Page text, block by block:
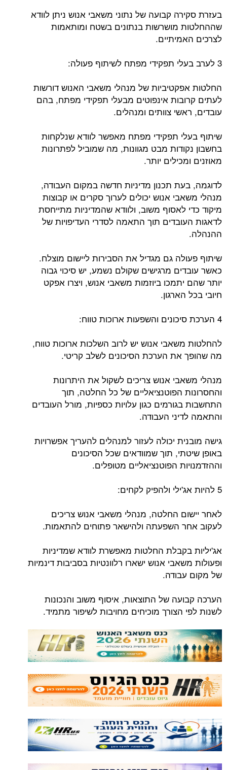
בעזרת סקירה קבועה של נתוני משאבי אנוש ניתן לוודא
שההחלטות מושרשות בנתונים בשטח ומותאמות
לצרכים האמיתיים.
3 לערב בעלי תפקידי מפתח לשיתוף פעולה:
החלטות אפקטיביות של מנהלי משאבי האנוש דורשות
לעתים קרובות אינפוטים מבעלי תפקידי מפתח, בהם
עובדים, ראשי צוותים ומנהלים.
שיתוף בעלי תפקידי מפתח מאפשר לוודא שנלקחות
בחשבון נקודות מבט מגוונות, מה שמוביל לפתרונות
מאוזנים ומכילים יותר.
לדוגמה, בעת תכנון מדיניות חדשה במקום העבודה,
מנהלי משאבי אנוש יכולים לערוך סקרים או קבוצות
מיקוד כדי לאסוף משוב, ולוודא שהמדיניות מתייחסת
לדאגות העובדים תוך התאמה לסדרי העדיפויות של
ההנהלה.
שיתוף פעולה גם מגדיל את הסבירות ליישום מוצלח.
כאשר עובדים מרגישים שקולם נשמע, יש סיכוי גבוה
יותר שהם יתמכו ביוזמות משאבי אנוש, ויצרו אפקט
חיובי בכל הארגון.
4 הערכת סיכונים והשפעות ארוכות טווח:
להחלטות משאבי אנוש יש לרוב השלכות ארוכות טווח,
מה שהופך את הערכת הסיכונים לשלב קריטי.
מנהלי משאבי אנוש צריכים לשקול את היתרונות
והחסרונות הפוטנציאליים של כל החלטה, תוך
התחשבות בגורמים כגון עלויות כספיות, מורל העובדים
והתאמה לדיני העבודה.
גישה מובנית יכולה לעזור למנהלים להעריך אפשרויות
באופן שיטתי, תוך שמוודאים שכל הסיכונים
וההזדמנויות הפוטנציאליים מטופלים.
5 להיות אג'ילי ולהפיק לקחים:
לאחר יישום החלטה, מנהלי משאבי אנוש צריכים
לעקוב אחר השפעתה ולהישאר פתוחים להתאמות.
אג'יליות בקבלת החלטות מאפשרת לוודא שמדיניות
ופעולות משאבי אנוש ישארו רלוונטיות בסביבות דינמיות
של מקום עבודה.
הערכה קבועה של התוצאות, איסוף משוב והנכונות
לשנות לפי הצורך מוכיחים מחויבות לשיפור מתמיד.